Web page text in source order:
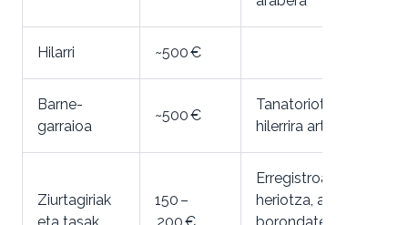
Hilarri ~500 €
Barne-
garraioa
~500 €
Tanatoriotik
hilerrira arte
Ziurtagiriak
150 –
Erregistroa,
heriotza, azken